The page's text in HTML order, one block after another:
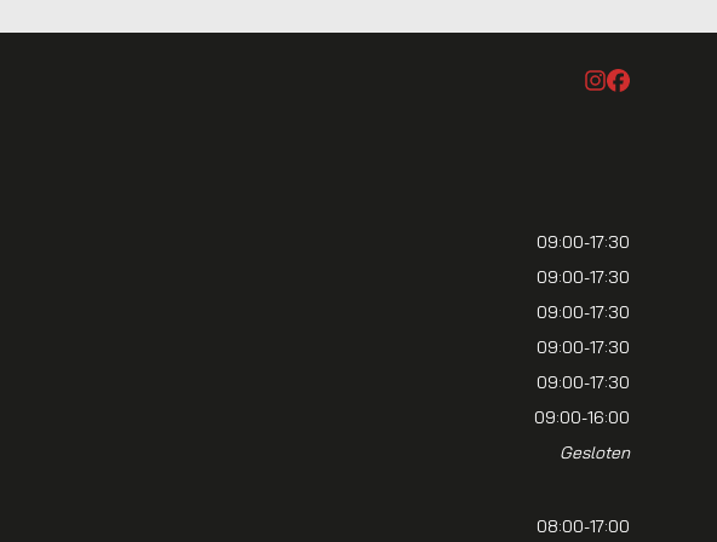
09:00-17:30
09:00-17:30
09:00-17:30
09:00-17:30
09:00-17:30
09:00-16:00
Gesloten
08:00-17:00